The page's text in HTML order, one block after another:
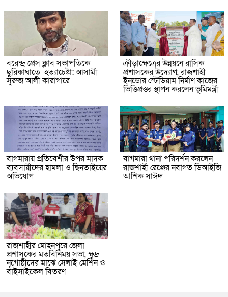
বরেন্দ্র প্রেস ক্লাব সভাপতিকে
ছুরিকাঘাতে হত্যাচেষ্টা: আসামী
সুরুজ আলী কারাগারে
ক্রীড়াক্ষেত্রের উন্নয়নে রাসিক
প্রশাসকের উদ্যোগ, রাজশাহী
ইনডোর স্টেডিয়াম নির্মাণ কাজের
ভিত্তিপ্রস্তর স্থাপন করলেন ভূমিমন্ত্রী
বাগমারায় প্রতিবেশীর উপর মাদক
ব্যবসায়ীদের হামলা ও ছিনতাইয়ের
অভিযোগ
বাগমারা থানা পরিদর্শন করলেন
রাজশাহী রেঞ্জের নবাগত ডিআইজি
আশিক সাঈদ
রাজশাহীর মোহনপুরে জেলা
প্রশাসকের মতবিনিময় সভা, ক্ষুদ্র
নৃগোষ্ঠীদের মাঝে সেলাই মেশিন ও
বাইসাইকেল বিতরণ